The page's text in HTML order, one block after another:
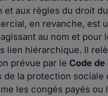
et aux règles du droit
en revanche, est
agissant au nom et pour
lien hiérarchique. Il
prévue par le Code
de la protection sociale
les congés payés ou